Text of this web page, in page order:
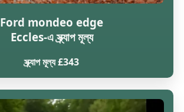
Ford mondeo edge
Eccles-এ স্ক্র্যাপ মূল্য
স্ক্র্যাপ মূল্য £343